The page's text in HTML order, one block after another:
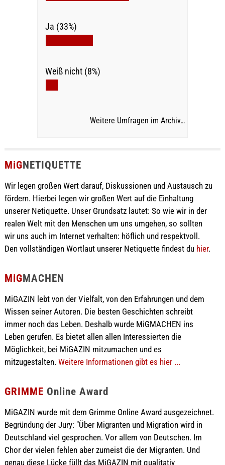
Ja (33%)
Weiß nicht (8%)
Weitere Umfragen im Archiv…
MiGNETIQUETTE
Wir legen großen Wert darauf, Diskussionen und Austausch zu
fördern. Hierbei legen wir großen Wert auf die Einhaltung
unserer Netiquette. Unser Grundsatz lautet: So wie wir in der
realen Welt mit den Menschen um uns umgehen, so sollten
wir uns auch im Internet verhalten: höflich und respektvoll.
Den vollständigen Wortlaut unserer Netiquette findest du hier.
MiGMACHEN
MiGAZIN lebt von der Vielfalt, von den Erfahrungen und dem
Wissen seiner Autoren. Die besten Geschichten schreibt
immer noch das Leben. Deshalb wurde MiGMACHEN ins
Leben gerufen. Es bietet allen allen Interessierten die
Möglichkeit, bei MiGAZIN mitzumachen und es
mitzugestalten. Weitere Informationen gibt es hier ...
GRIMME Online Award
MiGAZIN wurde mit dem Grimme Online Award ausgezeichnet.
Begründung der Jury: "Über Migranten und Migration wird in
Deutschland viel gesprochen. Vor allem von Deutschen. Im
Chor der vielen fehlen aber zumeist die der Migranten. Und
genau diese Lücke füllt das MiGAZIN mit qualitativ